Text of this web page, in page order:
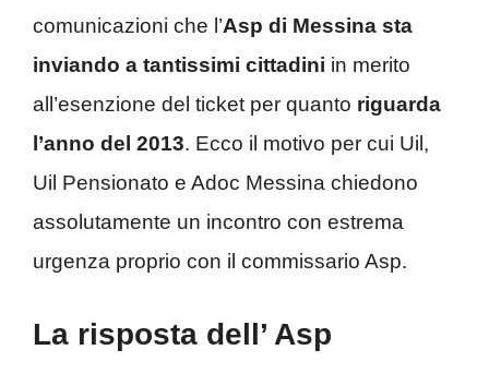
comunicazioni che l’Asp di Messina sta
inviando a tantissimi cittadini in merito
all’esenzione del ticket per quanto riguarda
l’anno del 2013. Ecco il motivo per cui Uil,
Uil Pensionato e Adoc Messina chiedono
assolutamente un incontro con estrema
urgenza proprio con il commissario Asp.
La risposta dell’ Asp